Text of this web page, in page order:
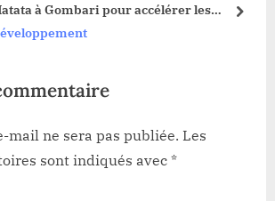
à Gombari pour accélérer les
de finalisation du pont Bomokandi
next
mail ne sera pas publiée. Les
sont indiqués avec *